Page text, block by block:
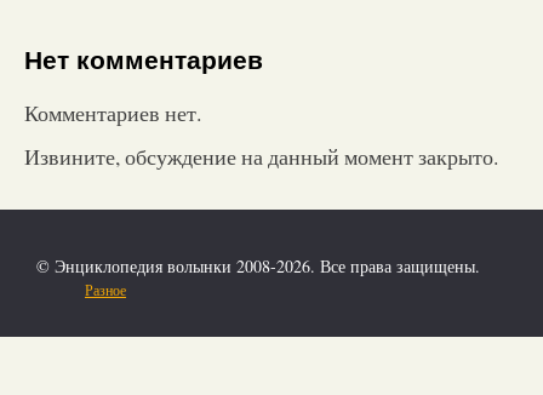
Нет комментариев
Комментариев нет.
Извините, обсуждение на данный момент закрыто.
© Энциклопедия волынки 2008-2026. Все права защищены.
Разное